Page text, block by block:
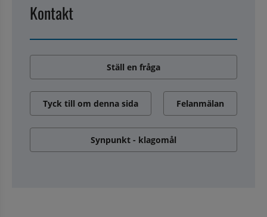
Kontakt
Ställ en fråga
Tyck till om denna sida Felanmälan
Synpunkt - klagomål